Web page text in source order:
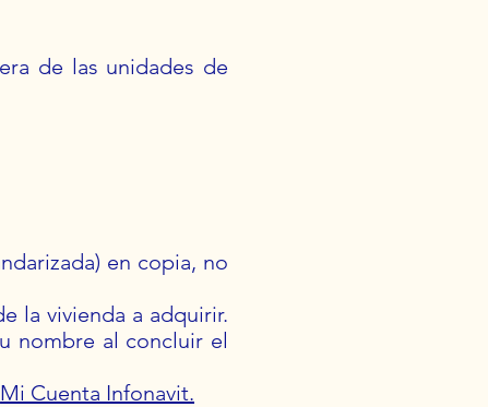
de las unidades de
en copia, no
la vivienda a adquirir.
nombre al concluir el
Mi Cuenta Infonavit.